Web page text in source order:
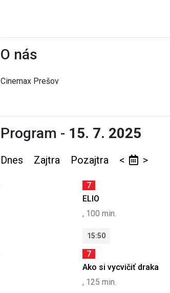
O nás
Cinemax Prešov
Program - 15. 7. 2025
Dnes Zajtra Pozajtra < >
7
ELIO
, 100 min.
15:50
7
Ako si vycvičiť draka
, 125 min.